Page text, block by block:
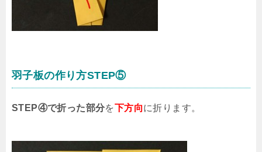
羽子板の作り方STEP⑤
STEP④で折った部分を下方向に折ります。